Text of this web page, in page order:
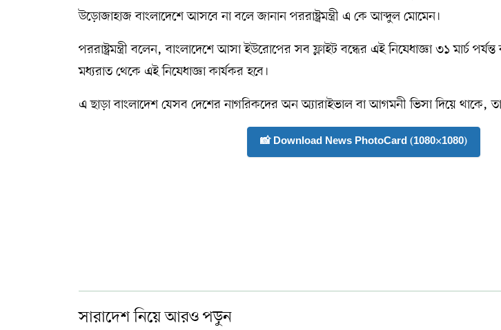
উড়োজাহাজ বাংলাদেশে আসবে না বলে জানান পররাষ্ট্রমন্ত্রী এ কে আব্দুল মোমেন।
পররাষ্ট্রমন্ত্রী বলেন, বাংলাদেশে আসা ইউরোপের সব ফ্লাইট বন্ধের এই নিষেধাজ্ঞা ৩১ মার্চ
মধ্যরাত থেকে এই নিষেধাজ্ঞা কার্যকর হবে।
এ ছাড়া বাংলাদেশ যেসব দেশের নাগরিকদের অন অ্যারাইভাল বা আগমনী ভিসা দিয়ে থাকে, তা
📸 Download News PhotoCard (1080×1080)
সারাদেশ নিয়ে আরও পড়ুন